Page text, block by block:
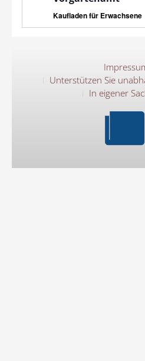
Kaufladen für Erwachsene
Unterstützen Sie
In eigener